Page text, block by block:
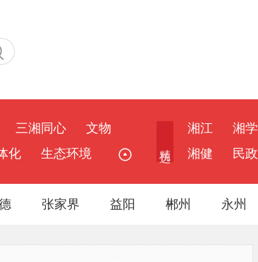
三湘同心
文物
化 生态环境
湘江 湘学
湘健
民政
张家界 益阳 郴州 永州